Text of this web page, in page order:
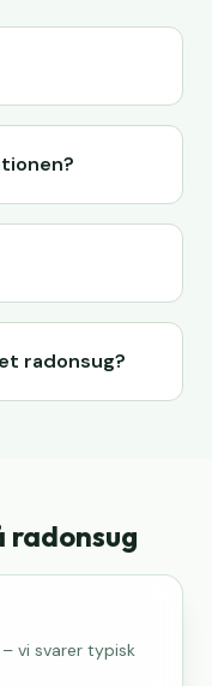
radonsug?
radonsug
vi svarer typisk